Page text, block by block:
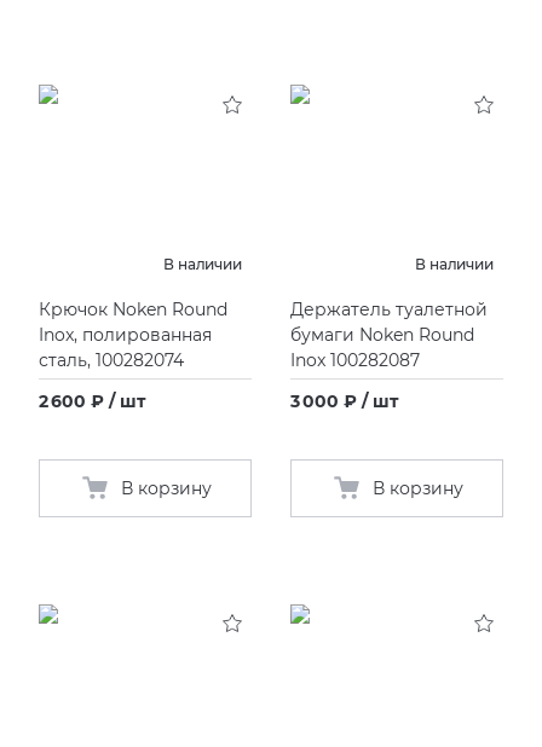
В наличии
Крючок Noken Round
Inox, полированная
сталь, 100282074
2 600 ₽ / шт
В корзину
В наличии
Держатель туалетной
бумаги Noken Round
Inox 100282087
3 000 ₽ / шт
В корзину